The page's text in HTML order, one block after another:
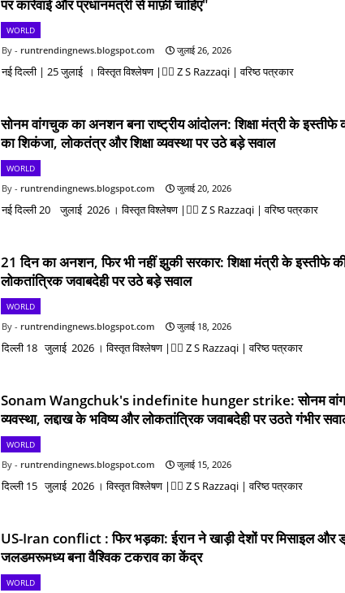
पर कार्रवाई और प्रधानमंत्री से माफ़ी चाहिए"
WORLD
runtrendingnews.blogspot.com जुलाई 26, 2026
नई दिल्ली | 25 जुलाई । विस्तृत विश्लेषण |✍🏻 Z S Razzaqi | वरिष्ठ पत्रकार
सोनम वांगचुक का अनशन बना राष्ट्रीय आंदोलन: शिक्षा मंत्री के इस्तीफे
का शिकंजा, लोकतंत्र और शिक्षा व्यवस्था पर उठे बड़े सवाल
WORLD
runtrendingnews.blogspot.com जुलाई 20, 2026
नई दिल्ली 20 जुलाई 2026 । विस्तृत विश्लेषण |✍🏻 Z S Razzaqi | वरिष्ठ पत्रकार
21 दिन का अनशन, फिर भी नहीं झुकी सरकार: शिक्षा मंत्री के इस्तीफे
लोकतांत्रिक जवाबदेही पर उठे बड़े सवाल
WORLD
runtrendingnews.blogspot.com जुलाई 18, 2026
दिल्ली 18 जुलाई 2026 । विस्तृत विश्लेषण |✍🏻 Z S Razzaqi | वरिष्ठ पत्रकार
Sonam Wangchuk's indefinite hunger strike: सोनम
व्यवस्था, लद्दाख के भविष्य और लोकतांत्रिक जवाबदेही पर उठते गंभीर
WORLD
runtrendingnews.blogspot.com जुलाई 15, 2026
दिल्ली 15 जुलाई 2026 । विस्तृत विश्लेषण |✍🏻 Z S Razzaqi | वरिष्ठ पत्रकार
US-Iran conflict : फिर भड़का: ईरान ने खाड़ी देशों पर मिसाइल और
जलडमरूमध्य बना वैश्विक टकराव का केंद्र
WORLD